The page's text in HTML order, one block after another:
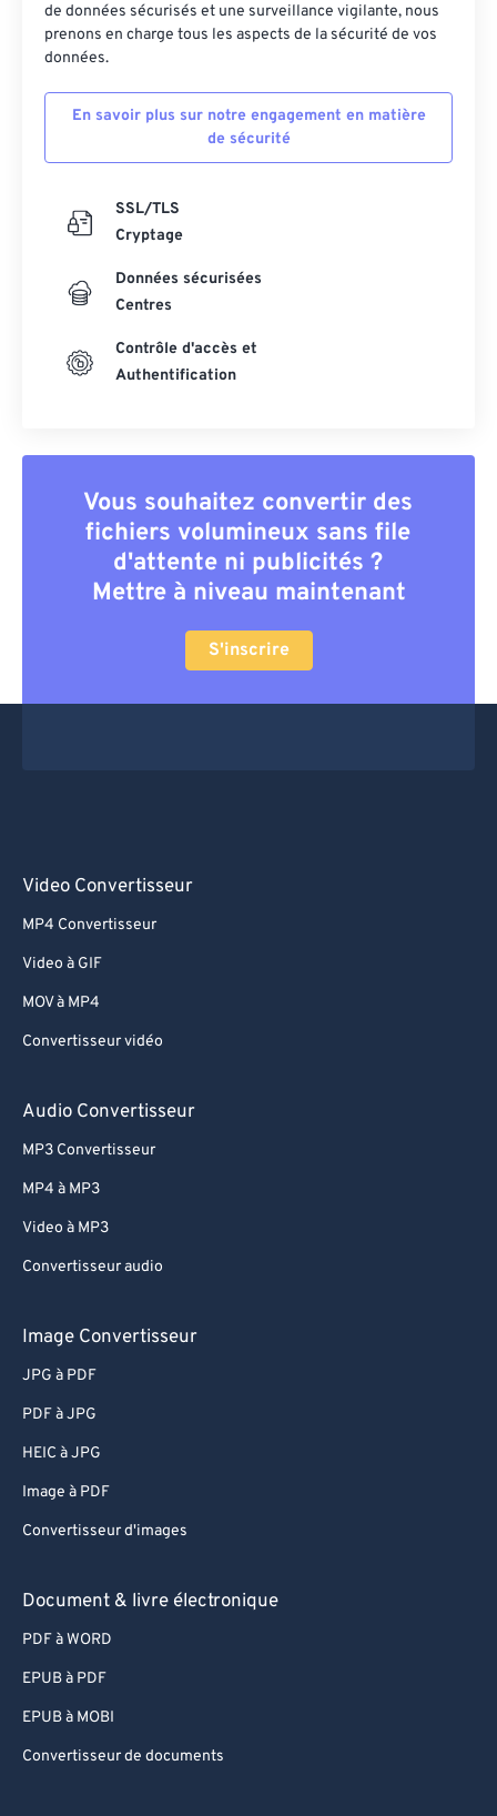
de données sécurisés et une surveillance vigilante, nous
prenons en charge tous les aspects de la sécurité de vos
données.
En savoir plus sur notre engagement en matière
de sécurité
SSL/TLS
Cryptage
Données sécurisées
Centres
Contrôle d'accès et
Authentification
Vous souhaitez convertir des
fichiers volumineux sans file
d'attente ni publicités ?
Mettre à niveau maintenant
S'inscrire
Video Convertisseur
MP4 Convertisseur
Video à GIF
MOV à MP4
Convertisseur vidéo
Audio Convertisseur
MP3 Convertisseur
MP4 à MP3
Video à MP3
Convertisseur audio
Image Convertisseur
JPG à PDF
PDF à JPG
HEIC à JPG
Image à PDF
Convertisseur d'images
Document & livre électronique
PDF à WORD
EPUB à PDF
EPUB à MOBI
Convertisseur de documents